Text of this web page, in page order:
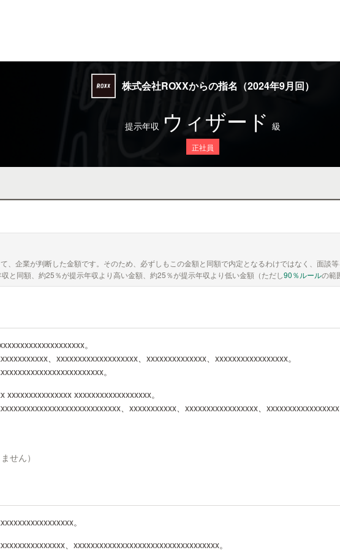
株式会社ROXXからの指名（2024年9月回）
提示年収 ウィザード 級
正社員
、企業が判断した金額です。そのため、必ずしもこの金額と同額で内定となるわけではなく、面談
と同額、約25％が提示年収より高い金額、約25％が提示年収より低い金額（ただし90％ルールの範
。
、xxxxxxxxxxxxxxxxxxx、xxxxxxxxxxxxxx、xxxxxxxxxxxxxxxxx。
。
xxxxxxxxxxxxxxxxxx。
、xxxxxxxxxxx、xxxxxxxxxxxxxxxxx、
せん）
。
、xxxxxxxxxxxxxxxxxxxxxxxxxxxxxxxxxx。